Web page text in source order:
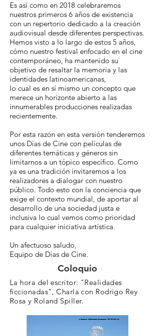
Es así como en 2018 celebraremos
nuestros primeros 6 años de existencia
con un repertorio dedicado a la creación
audiovisual desde diferentes perspectivas.
Hemos visto a lo largo de estos 5 años,
cómo nuestro festival enfocado en el cine
contemporáneo, ha mantenido su
objetivo de resaltar la memoria y las
identidades latinoamericanas,
lo cual es en sí mismo un concepto que
merece un horizonte abierto a las
innumerables producciones realizadas
recientemente.
Por esta razón en esta versión tenderemos
unos Días de Cine con películas de
diferentes temáticas y géneros sin
limitarnos a un tópico específico. Como
ya es una tradición invitaremos a los
realizadores a dialogar con nuestro
público. Todo esto con la conciencia que
exige el contexto mundial, de aportar al
desarrollo de una sociedad justa e
inclusiva lo cual vemos como prioridad
para cualquier iniciativa artística.
Un afectuoso saludo,
Equipo de Días de Cine.
Coloquio
La hora del escritor: "Realidades
ficcionadas", Charla con Rodrigo Rey
Rosa y Roland Spiller.